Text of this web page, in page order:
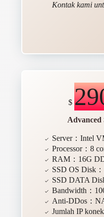
Kontak kami
$
Server：Intel
Processor：8
RAM：16G
SSD OS Disk
SSD DATA
Bandwidth：
Anti-DDos：
Jumlah IP